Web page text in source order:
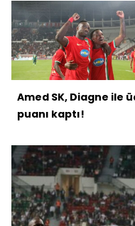
Amed SK, Diagne ile
puanı kaptı!